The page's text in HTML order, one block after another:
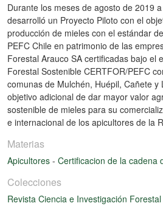
Durante los meses de agosto de 2019
desarrolló un Proyecto Piloto con el
producción de mieles con el estándar
PEFC Chile en patrimonio de las
Forestal Arauco SA certificadas bajo el
Forestal Sostenible CERTFOR/PEFC
comunas de Mulchén, Huépil, Cañete y
objetivo adicional de dar mayor valor
sostenible de mieles para su
e internacional de los apicultores de la
Materias
Apicultores - Certificacion de la cadena
Colecciones
Revista Ciencia e Investigación Forestal